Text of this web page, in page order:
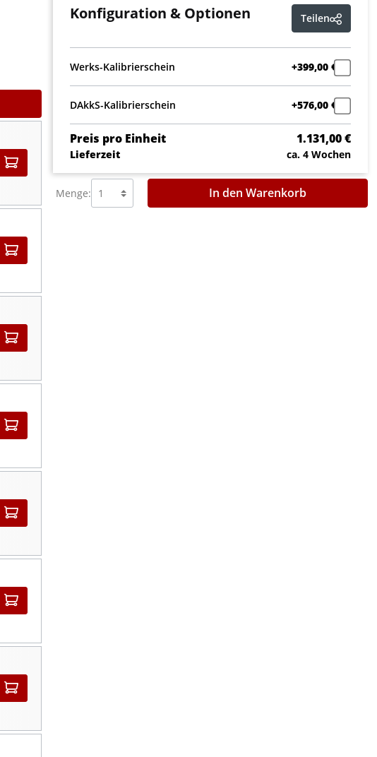
Konfiguration & Optionen Teilen
Werks-Kalibrierschein +399,00 €
DAkkS-Kalibrierschein +576,00 €
Preis pro Einheit 1.131,00 €
Lieferzeit ca. 4 Wochen
Menge: In den Warenkorb